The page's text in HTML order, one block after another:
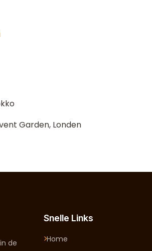
Garden, Londen
de
Snelle Links
Home